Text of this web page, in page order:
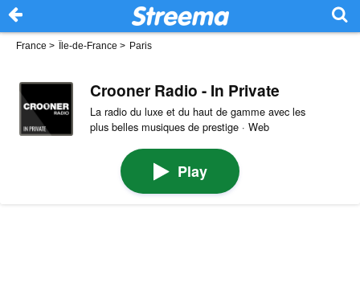
France > Île-de-France > Paris
Crooner Radio - In Private
La radio du luxe et du haut de gamme avec les
plus belles musiques de prestige · Web
Play